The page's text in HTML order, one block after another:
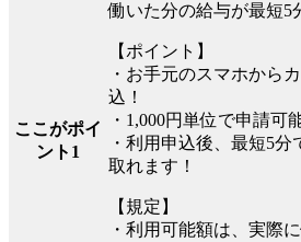
ここがポイ
ント1
働いた分の給与が最短5
【ポイント】
・お手元のスマホから
込！
・1,000円単位で申請可
・利用申込後、最短5
取れます！
【規定】
・利用可能額は、実際